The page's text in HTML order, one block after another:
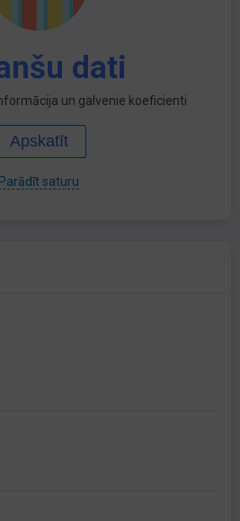
dati
un galvenie koeficienti
Apskatīt
Parādīt saturu